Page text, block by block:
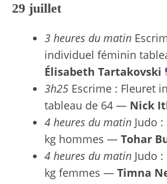
29 juillet
3 heures du matin
individuel féminin
Élisabeth Tartakovski
3h25 Escrime : Fleuret
tableau de 64 — Nick
4 heures du matin Judo
kg hommes — Tohar
4 heures du matin Judo
kg femmes — Timna